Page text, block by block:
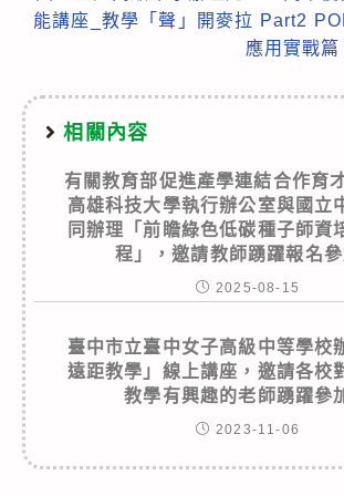
能講座_教學「聲」開麥拉 Part2
應用實戰篇
相關內容
有關教育部促進產學連結合作育
高雄科技大學執行辦公室與國立
同辦理「前瞻綠色低碳種子師資
程」，邀請教師踴躍報名參
2025-08-15
臺中市立臺中女子高級中等學校
遠距教學」線上講座，邀請各校
教學有興趣的老師踴躍參
2023-11-06